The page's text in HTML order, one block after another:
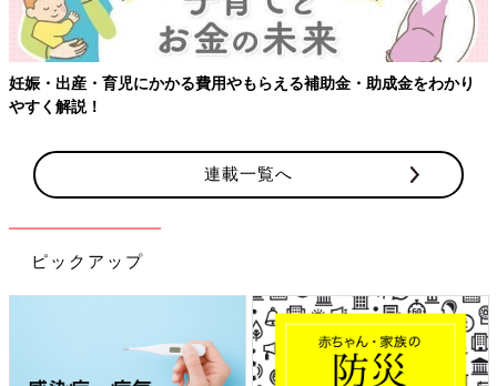
妊娠・出産・育児にかかる費用やもらえる補助金・助成金をわかり
やすく解説！
連載一覧へ
ピックアップ